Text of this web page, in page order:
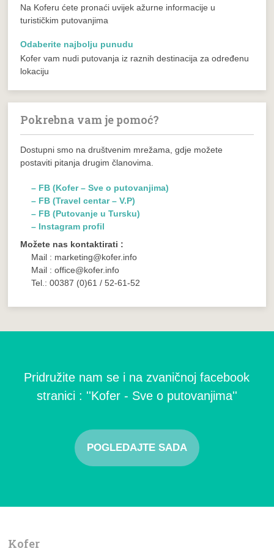
Na Koferu ćete pronaći uvijek ažurne informacije u
turističkim putovanjima
Odaberite najbolju punudu
Kofer vam nudi putovanja iz raznih destinacija za određenu
lokaciju
Pokrebna vam je pomoć?
Dostupni smo na društvenim mrežama, gdje možete
postaviti pitanja drugim članovima.
– FB (Kofer – Sve o putovanjima)
– FB (Travel centar – V.P)
– FB (Putovanje u Tursku)
– Instagram profil
Možete nas kontaktirati :
Mail : marketing@kofer.info
Mail : office@kofer.info
Tel.: 00387 (0)61 / 52-61-52
Pridružite nam se i na zvaničnoj facebook
stranici : ''Kofer - Sve o putovanjima''
POGLEDAJTE SADA
Kofer